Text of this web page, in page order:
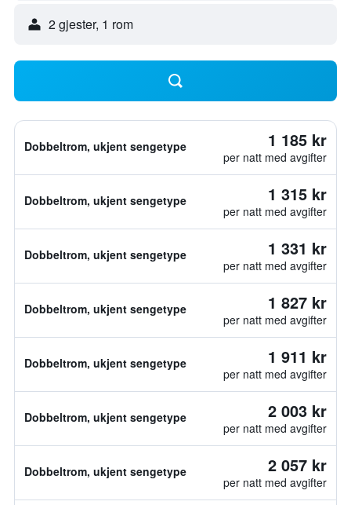
2 gjester, 1 rom
Dobbeltrom, ukjent sengetype 1 185 kr
per natt med avgifter
Dobbeltrom, ukjent sengetype 1 315 kr
per natt med avgifter
Dobbeltrom, ukjent sengetype 1 331 kr
per natt med avgifter
Dobbeltrom, ukjent sengetype 1 827 kr
per natt med avgifter
Dobbeltrom, ukjent sengetype 1 911 kr
per natt med avgifter
Dobbeltrom, ukjent sengetype 2 003 kr
per natt med avgifter
Dobbeltrom, ukjent sengetype 2 057 kr
per natt med avgifter